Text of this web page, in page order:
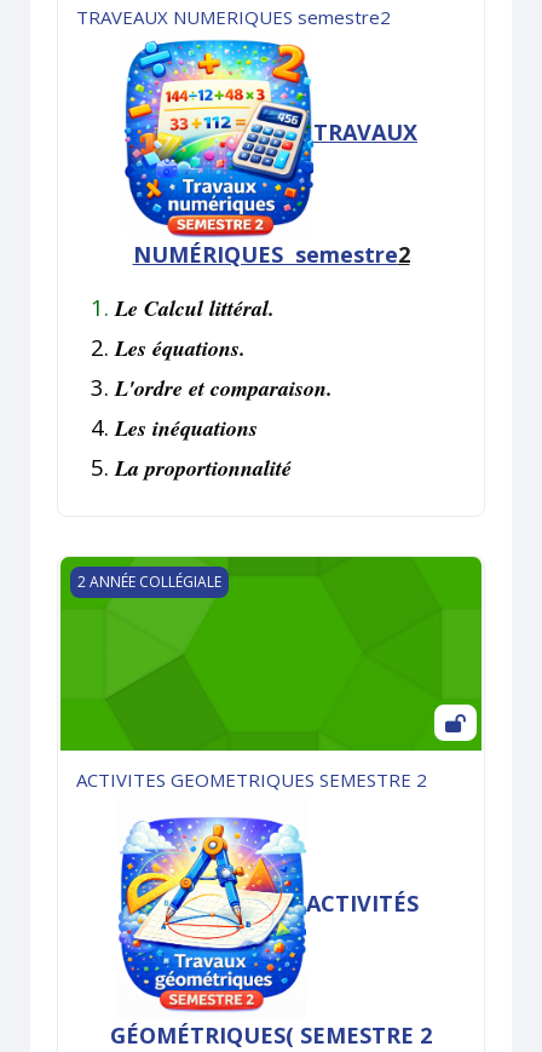
TRAVEAUX NUMERIQUES semestre2
TRAVAUX
NUMÉRIQUES semestre2
Le Calcul littéral.
Les équations.
L'ordre et comparaison.
Les inéquations
La proportionnalité
ACTIVITES GEOMETRIQUES SEMESTRE 2
2 ANNÉE COLLÉGIALE
ACTIVITES GEOMETRIQUES SEMESTRE 2
ACTIVITÉS
GÉOMÉTRIQUES( SEMESTRE 2